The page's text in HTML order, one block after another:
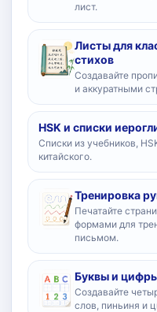
лист.
Листы для
стихов
Создавайте
и аккуратными
HSK и списки
Списки из учебников,
китайского.
Тренировка
Печатайте
формами для
письмом.
Буквы и
Создавайте
слов, пиньиня и